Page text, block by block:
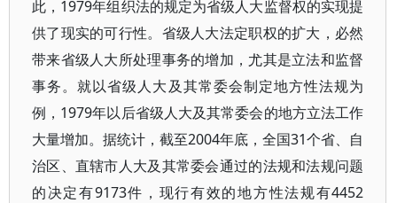
此，1979年组织法的规定为省级人大监督权的实现提
供了现实的可行性。省级人大法定职权的扩大，必然
带来省级人大所处理事务的增加，尤其是立法和监督
事务。就以省级人大及其常委会制定地方性法规为
例，1979年以后省级人大及其常委会的地方立法工作
大量增加。据统计，截至2004年底，全国31个省、自
治区、直辖市人大及其常委会通过的法规和法规问题
的决定有9173件，现行有效的地方性法规有4452